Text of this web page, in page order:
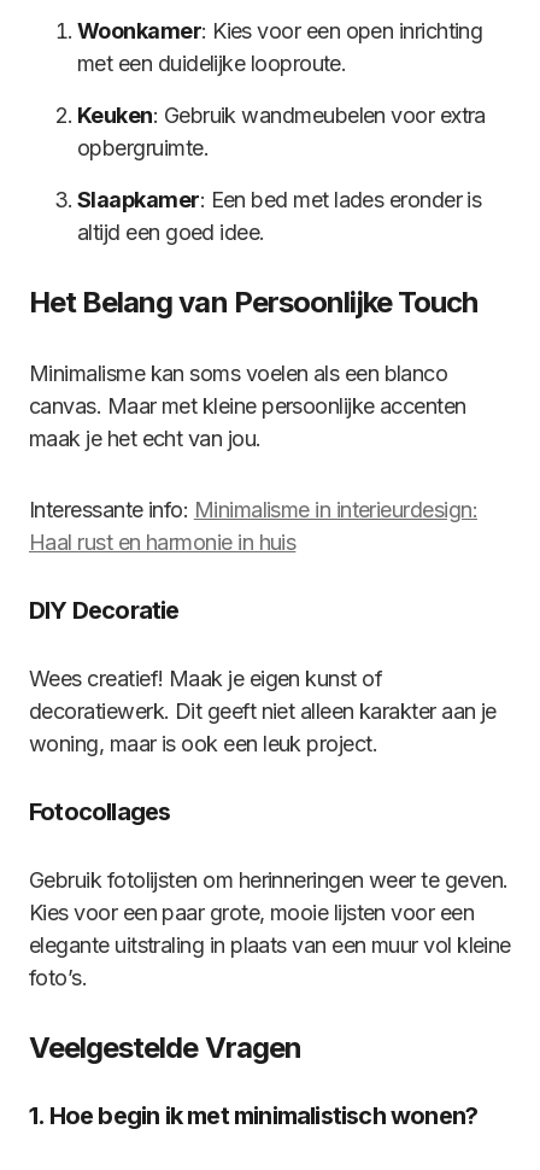
Woonkamer: Kies voor een open inrichting
met een duidelijke looproute.
Keuken: Gebruik wandmeubelen voor extra
opbergruimte.
Slaapkamer: Een bed met lades eronder is
altijd een goed idee.
Het Belang van Persoonlijke Touch
Minimalisme kan soms voelen als een blanco
canvas. Maar met kleine persoonlijke accenten
maak je het echt van jou.
Interessante info: Minimalisme in interieurdesign:
Haal rust en harmonie in huis
DIY Decoratie
Wees creatief! Maak je eigen kunst of
decoratiewerk. Dit geeft niet alleen karakter aan je
woning, maar is ook een leuk project.
Fotocollages
Gebruik fotolijsten om herinneringen weer te geven.
Kies voor een paar grote, mooie lijsten voor een
elegante uitstraling in plaats van een muur vol kleine
foto’s.
Veelgestelde Vragen
1. Hoe begin ik met minimalistisch wonen?